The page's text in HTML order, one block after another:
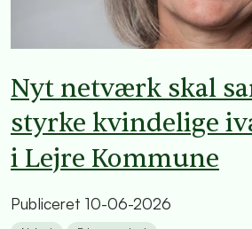
Nyt netværk skal
styrke kvindelige
i Lejre Kommune
Publiceret 10-06-2026